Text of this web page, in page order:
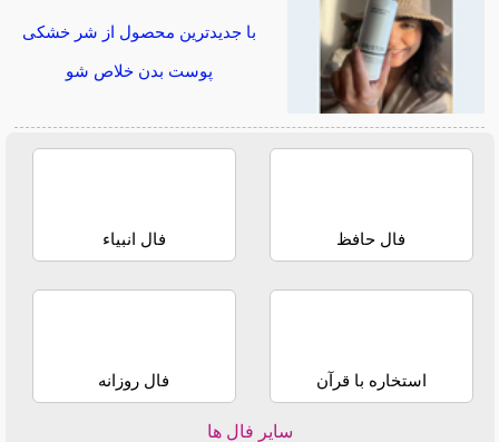
با جدیدترین محصول از شر خشکی
پوست بدن خلاص شو
فال حافظ فال انبیاء
استخاره با قرآن فال روزانه
سایر فال ها